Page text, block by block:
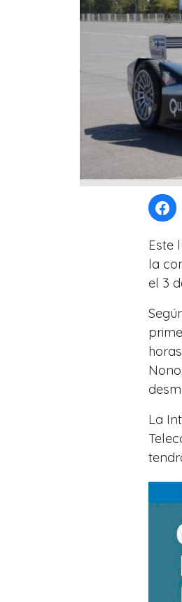
Este
la
el 3
La